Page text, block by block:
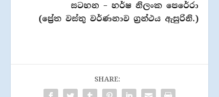
සටහන – හර්ෂ නිලංක පෙරේරා
(ප්‍රේත වස්තු වර්ණනාව ග්‍රන්ථය ඇසුරිනි.)
SHARE: